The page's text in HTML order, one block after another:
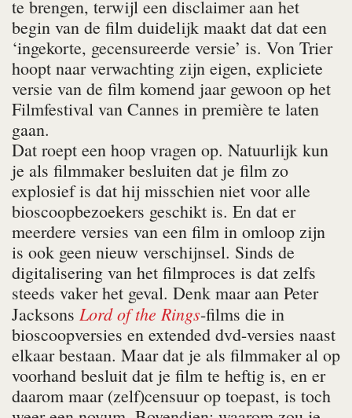
te brengen, terwijl een disclaimer aan het
begin van de film duidelijk maakt dat dat een
‘ingekorte, gecensureerde versie’ is. Von Trier
hoopt naar verwachting zijn eigen, expliciete
versie van de film komend jaar gewoon op het
Filmfestival van Cannes in première te laten
gaan.
Dat roept een hoop vragen op. Natuurlijk kun
je als filmmaker besluiten dat je film zo
explosief is dat hij misschien niet voor alle
bioscoopbezoekers geschikt is. En dat er
meerdere versies van een film in omloop zijn
is ook geen nieuw verschijnsel. Sinds de
digitalisering van het filmproces is dat zelfs
steeds vaker het geval. Denk maar aan Peter
Jacksons Lord of the Rings-films die in
bioscoopversies en extended dvd-versies naast
elkaar bestaan. Maar dat je als filmmaker al op
voorhand besluit dat je film te heftig is, en er
daarom maar (zelf)censuur op toepast, is toch